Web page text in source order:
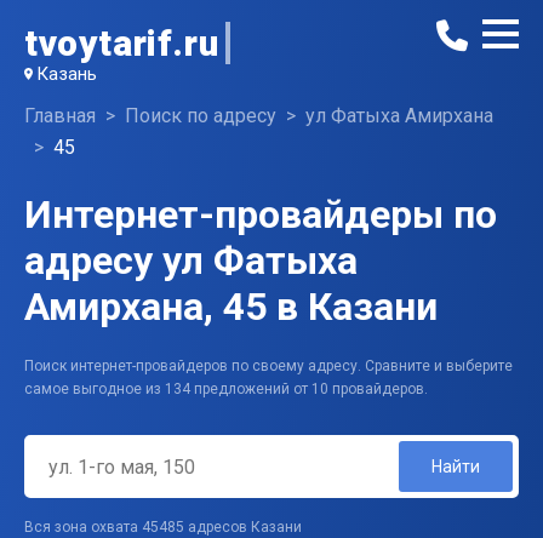
tvoytarif.ru
Казань
Главная Поиск по адресу
ул Фатыха Амирхана
45
Интернет-провайдеры по
адресу ул Фатыха
Амирхана, 45 в Казани
Поиск интернет-провайдеров по своему адресу. Сравните и выберите
самое выгодное из 134 предложений от 10 провайдеров.
Найти
Вся зона охвата 45485 адресов Казани